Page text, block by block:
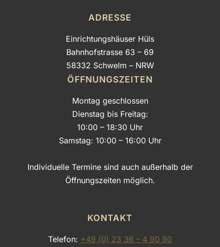
ADRESSE
Einrichtungshäuser Hüls
Bahnhofstrasse 63 – 69
58332 Schwelm – NRW
ÖFFNUNGSZEITEN
Montag geschlossen
Dienstag bis Freitag:
10:00 – 18:30 Uhr
Samstag: 10:00 – 16:00 Uhr
Individuelle Termine sind auch außerhalb der
Öffnungszeiten möglich.
KONTAKT
Telefon: +49 (0) 23 36 – 4 90 90